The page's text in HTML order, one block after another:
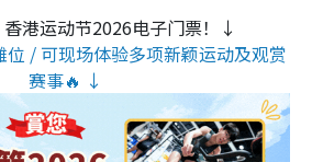
港运动节2026电子门票！↓
/ 可现场体验多项新颖运动及观赏
赛事🔥 ↓